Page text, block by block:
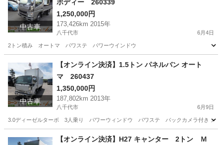
中古車
ボディー 260339
1,250,000円
173,426km 2015年
八千代市 6月4日
2トン積み オートマ パワステ パワーウインドウ
その他 エルフ
中古車
【オンライン決済】1.5トン パネルバン オート
マ 260437
1,350,000円
187,802km 2013年
八千代市 6月9日
3.0ディーゼルターボ 3人乗り パワーウィンドウ パワステ バックカメラ付き メッ
その他 パネルバン
【オンライン決済】H27 キャンター 2トン Ｍ